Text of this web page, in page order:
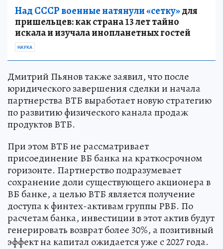
Над СССР военные натянули «сетку»для
пришельцев: как страна 13 лет тайно
искала и изучала инопланетных гостей
НАУКА
Дмитрий Пьянов также заявил, что после
юридического завершения сделки и начала
партнерства ВТБ выработает новую стратегию
по развитию физического канала продаж
продуктов ВТБ.
При этом ВТБ не рассматривает
присоединение ВБ банка на краткосрочном
горизонте. Партнерство подразумевает
сохранение доли существующего акционера в
ВБ банке, а целью ВТБ является получение
доступа к финтех-активам группы РВБ. По
расчетам банка, инвестиции в этот актив будут
генерировать возврат более 30%, а позитивный
эффект на капитал ожидается уже с 2027 года.